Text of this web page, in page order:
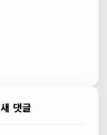
새 댓글